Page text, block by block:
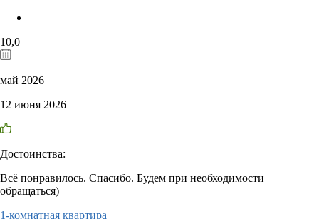
10,0
май 2026
12 июня 2026
Достоинства:
Всё понравилось. Спасибо. Будем при необходимости
обращаться)
1-комнатная квартира